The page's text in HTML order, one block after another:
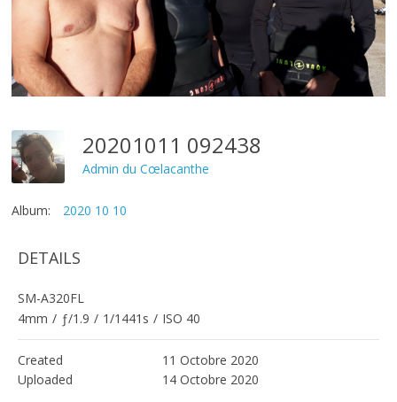
20201011 092438
Admin du Cœlacanthe
Album: 2020 10 10
DETAILS
SM-A320FL
4mm / ƒ/1.9 / 1/1441s / ISO 40
Created
11 Octobre 2020
Uploaded
14 Octobre 2020